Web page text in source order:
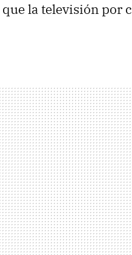
la televisión por